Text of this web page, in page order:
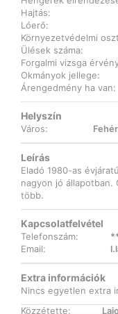
Hajtás:
Lóerő:
Környezetvédelmi
Ülések száma:
Forgalmi vizsga
Okmányok jellege:
Árengedmény ha van:
Helyszín
Város:
Leírás
Eladó 1980-as
nagyon jó állapotban.
több.
Kapcsolatfelvétel
Telefonszám:
Email:
Extra információk
Nincs egyetlen extra
Közzétette: